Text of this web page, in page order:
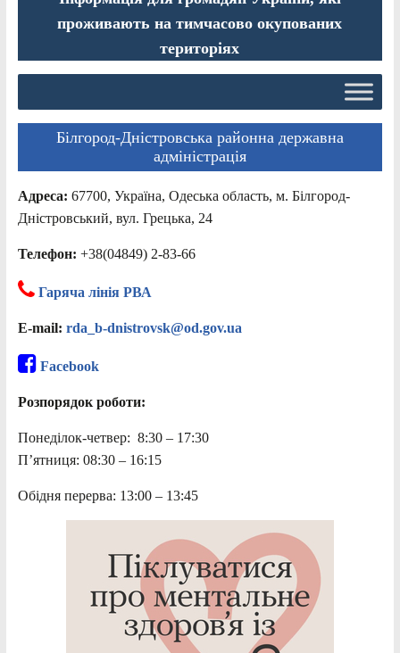
проживають на тимчасово окупованих
територіях
Білгород-Дністровська районна державна
адміністрація
Адреса: 67700, Україна, Одеська область, м. Білгород-
Дністровський, вул. Грецька, 24
Телефон: +38(04849) 2-83-66
Гаряча лінія РВА
E-mail: rda_b-dnistrovsk@od.gov.ua
Facebook
Розпорядок роботи:
Понеділок-четвер: 8:30 – 17:30
П’ятниця: 08:30 – 16:15
Обідня перерва: 13:00 – 13:45